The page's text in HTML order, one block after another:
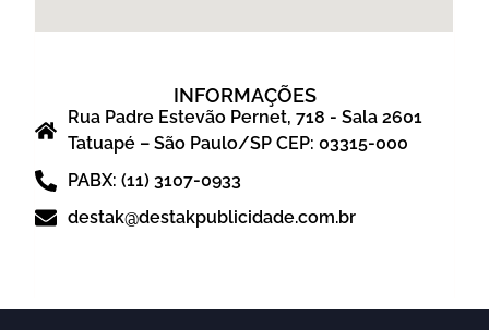
INFORMAÇÕES
Rua Padre Estevão Pernet, 718 - Sala 2601
Tatuapé – São Paulo/SP CEP: 03315-000
PABX: (11) 3107-0933
destak@destakpublicidade.com.br